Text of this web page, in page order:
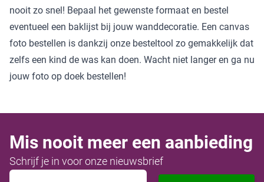
nooit zo snel! Bepaal het gewenste formaat en bestel
eventueel een baklijst bij jouw wanddecoratie. Een canvas
foto bestellen is dankzij onze besteltool zo gemakkelijk dat
zelfs een kind de was kan doen. Wacht niet langer en ga nu
jouw foto op doek bestellen!
Mis nooit meer een aanbieding
Schrijf je in voor onze nieuwsbrief
E-mailadres